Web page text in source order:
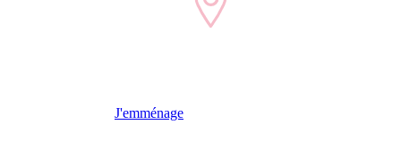
J'emménage